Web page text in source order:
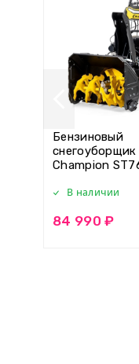
Бензиновый
снегоуборщик
Champion
В наличии
84 990 ₽